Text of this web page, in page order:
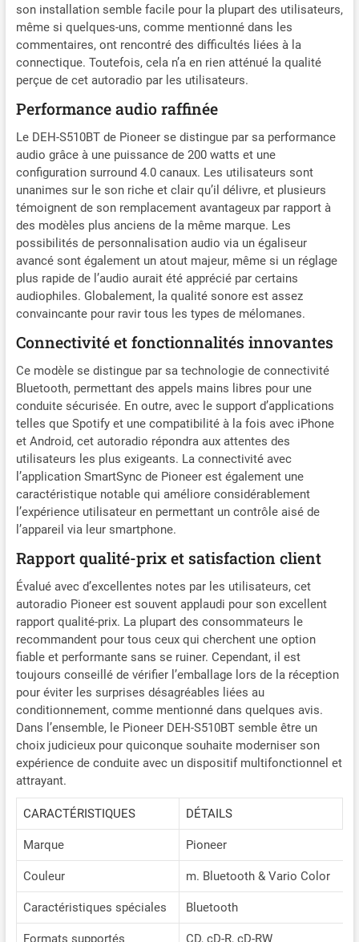
son installation semble facile pour la plupart des utilisateurs,
même si quelques-uns, comme mentionné dans les
commentaires, ont rencontré des difficultés liées à la
connectique. Toutefois, cela n’a en rien atténué la qualité
perçue de cet autoradio par les utilisateurs.
Performance audio raffinée
Le DEH-S510BT de Pioneer se distingue par sa performance
audio grâce à une puissance de 200 watts et une
configuration surround 4.0 canaux. Les utilisateurs sont
unanimes sur le son riche et clair qu’il délivre, et plusieurs
témoignent de son remplacement avantageux par rapport à
des modèles plus anciens de la même marque. Les
possibilités de personnalisation audio via un égaliseur
avancé sont également un atout majeur, même si un réglage
plus rapide de l’audio aurait été apprécié par certains
audiophiles. Globalement, la qualité sonore est assez
convaincante pour ravir tous les types de mélomanes.
Connectivité et fonctionnalités innovantes
Ce modèle se distingue par sa technologie de connectivité
Bluetooth, permettant des appels mains libres pour une
conduite sécurisée. En outre, avec le support d’applications
telles que Spotify et une compatibilité à la fois avec iPhone
et Android, cet autoradio répondra aux attentes des
utilisateurs les plus exigeants. La connectivité avec
l’application SmartSync de Pioneer est également une
caractéristique notable qui améliore considérablement
l’expérience utilisateur en permettant un contrôle aisé de
l’appareil via leur smartphone.
Rapport qualité-prix et satisfaction client
Évalué avec d’excellentes notes par les utilisateurs, cet
autoradio Pioneer est souvent applaudi pour son excellent
rapport qualité-prix. La plupart des consommateurs le
recommandent pour tous ceux qui cherchent une option
fiable et performante sans se ruiner. Cependant, il est
toujours conseillé de vérifier l’emballage lors de la réception
pour éviter les surprises désagréables liées au
conditionnement, comme mentionné dans quelques avis.
Dans l’ensemble, le Pioneer DEH-S510BT semble être un
choix judicieux pour quiconque souhaite moderniser son
expérience de conduite avec un dispositif multifonctionnel et
attrayant.
CARACTÉRISTIQUES DÉTAILS
Marque Pioneer
Couleur m. Bluetooth & Vario Color
Caractéristiques spéciales Bluetooth
Formats supportés CD, cD-R, cD-RW